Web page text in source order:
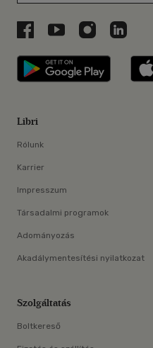
Libri a Facebookon
Libri a Youtube-
Libri azLibri
Libri
Libri
Rólunk
Karrier
Impresszum
Társadalmi programok
Adományozás
Akadálymentesítési nyilatkozat
Szolgáltatás
Boltkereső